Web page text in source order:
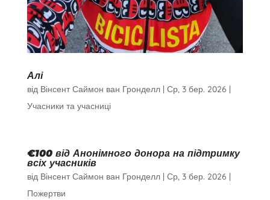
Алі
від Вінсент Саймон ван Гронделл| Ср, 3 бер. 2026 |
Учасники та учасниці
€100 від Анонімного донора на підтримку
всіх учасників
від Вінсент Саймон ван Гронделл| Ср, 3 бер. 2026 |
Пожертви